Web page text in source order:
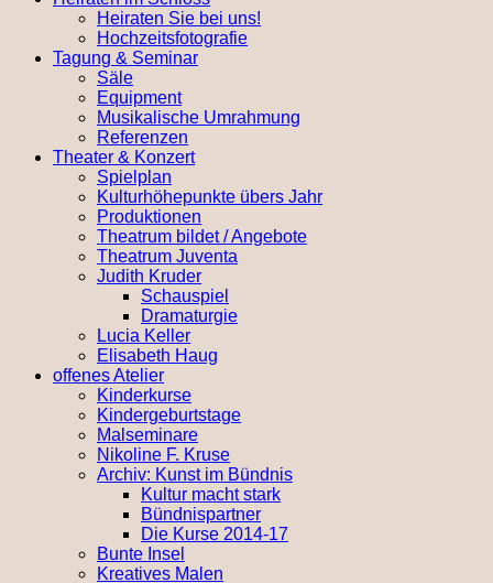
Heiraten Sie bei uns!
Hochzeitsfotografie
Tagung & Seminar
Säle
Equipment
Musikalische Umrahmung
Referenzen
Theater & Konzert
Spielplan
Kulturhöhepunkte übers Jahr
Produktionen
Theatrum bildet / Angebote
Theatrum Juventa
Judith Kruder
Schauspiel
Dramaturgie
Lucia Keller
Elisabeth Haug
offenes Atelier
Kinderkurse
Kindergeburtstage
Malseminare
Nikoline F. Kruse
Archiv: Kunst im Bündnis
Kultur macht stark
Bündnispartner
Die Kurse 2014-17
Bunte Insel
Kreatives Malen